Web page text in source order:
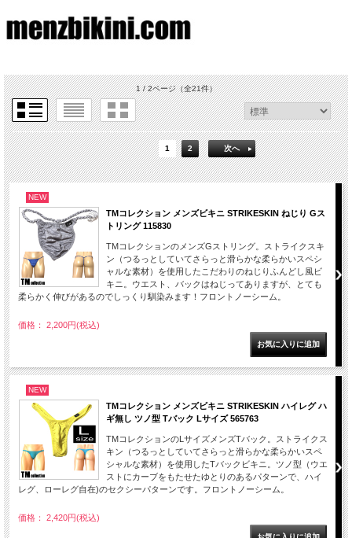
1 / 2ページ（全21件）
1 2 次へ
NEW
TMコレクション メンズビキニ STRIKESKIN ねじり Gス
トリング 115830
TMコレクションのメンズGストリング。ストライクスキ
ン（つるっとしていてさらっと滑らかな柔らかいスペシ
ャルな素材）を使用したこだわりのねじりふんどし風ビ
キニ。ウエスト、バックはねじってありますが、とても
柔らかく伸びがあるのでしっくり馴染みます！フロントノーシーム。
価格： 2,200円(税込)
NEW
TMコレクション メンズビキニ STRIKESKIN ハイレグ ハ
ギ無し ツノ型 Tバック Lサイズ 565763
TMコレクションのLサイズメンズTバック。ストライクス
キン（つるっとしていてさらっと滑らかな柔らかいスペ
シャルな素材）を使用したTバックビキニ。ツノ型（ウエ
ストにカーブをもたせたゆとりのあるパターンで、ハイ
レグ、ローレグ自在)のセクシーパターンです。フロントノーシーム。
価格： 2,420円(税込)